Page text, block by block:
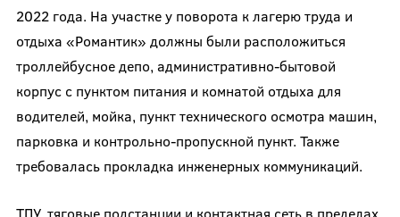
2022 года. На участке у поворота к лагерю труда и
отдыха «Романтик» должны были расположиться
троллейбусное депо, административно-бытовой
корпус с пунктом питания и комнатой отдыха для
водителей, мойка, пункт технического осмотра машин,
парковка и контрольно-пропускной пункт. Также
требовалась прокладка инженерных коммуникаций.
ТПУ, тяговые подстанции и контактная сеть в пределах